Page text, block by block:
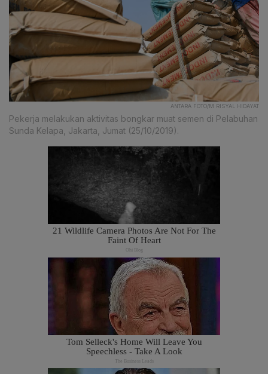
ANTARA FOTO/M RISYAL HIDAYAT
Pekerja melakukan aktivitas bongkar muat semen di Pelabuhan
Sunda Kelapa, Jakarta, Jumat (25/10/2019).